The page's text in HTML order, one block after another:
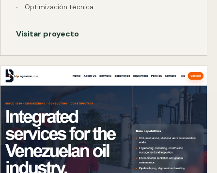
Optimización técnica
Visitar proyecto